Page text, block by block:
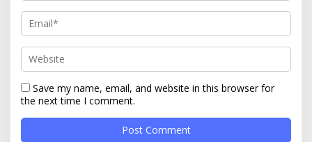
Save my name, email, and website in this browser for
the next time I comment.